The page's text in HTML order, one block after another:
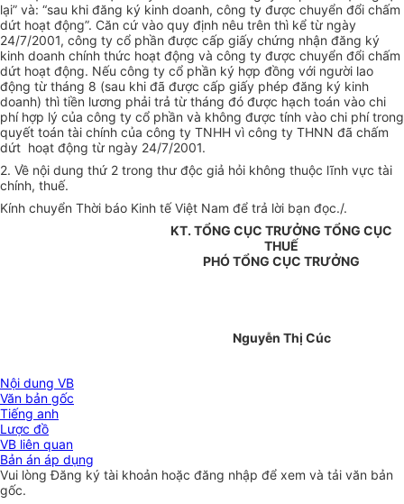
lại” và: “sau khi đăng ký kinh doanh, công ty được chuyển đổi chấm
dứt hoạt động”. Căn cứ vào quy định nêu trên thì kể từ ngày
24/7/2001, công ty cổ phần được cấp giấy chứng nhận đăng ký
kinh doanh chính thức hoạt động và công ty được chuyển đổi chấm
dứt hoạt động. Nếu công ty cổ phần ký hợp đồng với người lao
động từ tháng 8 (sau khi đã được cấp giấy phép đăng ký kinh
doanh) thì tiền lương phải trả từ tháng đó được hạch toán vào chi
phí hợp lý của công ty cổ phần và không được tính vào chi phí trong
quyết toán tài chính của công ty TNHH vì công ty THNN đã chấm
dứt hoạt động từ ngày 24/7/2001.
2. Về nội dung thứ 2 trong thư độc giả hỏi không thuộc lĩnh vực tài
chính, thuế.
Kính chuyển Thời báo Kinh tế Việt Nam để trả lời bạn đọc./.
KT. TỔNG CỤC TRƯỞNG TỔNG CỤC
THUẾ
PHÓ TỔNG CỤC TRƯỞNG
Nguyễn Thị Cúc
Nội dung VB
Văn bản gốc
Tiếng anh
Lược đồ
VB liên quan
Bản án áp dụng
Vui lòngĐăng ký tài khoản hoặc đăng nhập để xem và tải văn bản
gốc.